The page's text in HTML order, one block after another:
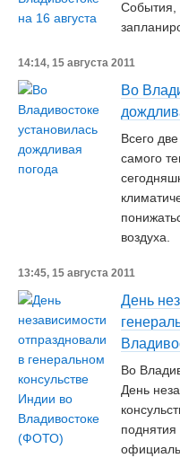
События,
14:14, 15 августа 2011
Во
Всего
самого
воздуха.
13:45, 15 августа 2011
День
Во
День